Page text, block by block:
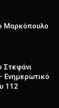
Μαρκόπουλο
Στεφάνι
Ενημερωτικό
112